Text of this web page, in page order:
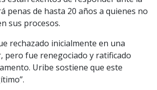
penas de hasta 20 años a quienes no
sus procesos.
rechazado inicialmente en una
pero fue renegociado y ratificado
Uribe sostiene que este